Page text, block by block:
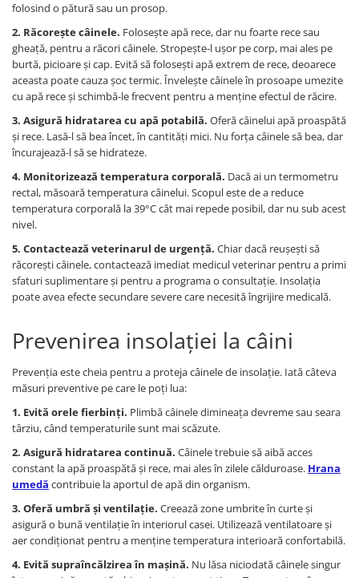
folosind o pătură sau un prosop.
2. Răcorește câinele. Folosește apă rece, dar nu foarte rece sau
gheață, pentru a răcori câinele. Stropește-l ușor pe corp, mai ales pe
burtă, picioare și cap. Evită să folosești apă extrem de rece, deoarece
aceasta poate cauza șoc termic. Învelește câinele în prosoape umezite
cu apă rece și schimbă-le frecvent pentru a menține efectul de răcire.
3. Asigură hidratarea cu apă potabilă. Oferă câinelui apă proaspătă
și rece. Lasă-l să bea încet, în cantități mici. Nu forța câinele să bea, dar
încurajează-l să se hidrateze.
4. Monitorizează temperatura corporală. Dacă ai un termometru
rectal, măsoară temperatura câinelui. Scopul este de a reduce
temperatura corporală la 39°C cât mai repede posibil, dar nu sub acest
nivel.
5. Contactează veterinarul de urgență. Chiar dacă reușești să
răcorești câinele, contactează imediat medicul veterinar pentru a primi
sfaturi suplimentare și pentru a programa o consultație. Insolația
poate avea efecte secundare severe care necesită îngrijire medicală.
Prevenirea insolației la câini
Prevenția este cheia pentru a proteja câinele de insolație. Iată câteva
măsuri preventive pe care le poți lua:
1. Evită orele fierbinți. Plimbă câinele dimineața devreme sau seara
târziu, când temperaturile sunt mai scăzute.
2. Asigură hidratarea continuă. Câinele trebuie să aibă acces
constant la apă proaspătă și rece, mai ales în zilele călduroase. Hrana
umedă contribuie la aportul de apă din organism.
3. Oferă umbră și ventilație. Creează zone umbrite în curte și
asigură o bună ventilație în interiorul casei. Utilizează ventilatoare și
aer condiționat pentru a menține temperatura interioară confortabilă.
4. Evită supraîncălzirea în mașină. Nu lăsa niciodată câinele singur